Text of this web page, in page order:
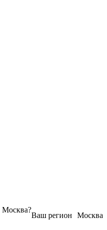
Москва
Ваш регион
Москва?